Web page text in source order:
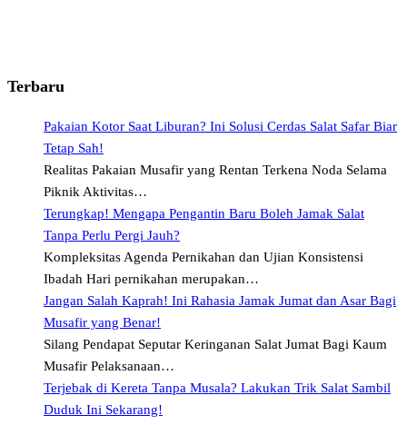
Terbaru
Pakaian Kotor Saat Liburan? Ini Solusi Cerdas Salat Safar Biar
Tetap Sah!
Realitas Pakaian Musafir yang Rentan Terkena Noda Selama
Piknik Aktivitas…
Terungkap! Mengapa Pengantin Baru Boleh Jamak Salat
Tanpa Perlu Pergi Jauh?
Kompleksitas Agenda Pernikahan dan Ujian Konsistensi
Ibadah Hari pernikahan merupakan…
Jangan Salah Kaprah! Ini Rahasia Jamak Jumat dan Asar Bagi
Musafir yang Benar!
Silang Pendapat Seputar Keringanan Salat Jumat Bagi Kaum
Musafir Pelaksanaan…
Terjebak di Kereta Tanpa Musala? Lakukan Trik Salat Sambil
Duduk Ini Sekarang!